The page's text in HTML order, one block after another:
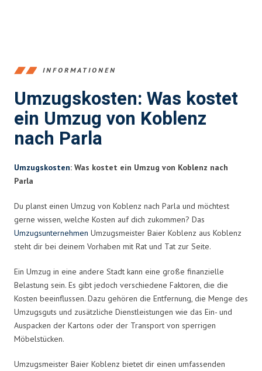
INFORMATIONEN
Umzugskosten: Was kostet
ein Umzug von Koblenz
nach Parla
Umzugskosten: Was kostet ein Umzug von Koblenz nach
Parla
Du planst einen Umzug von Koblenz nach Parla und möchtest
gerne wissen, welche Kosten auf dich zukommen? Das
Umzugsunternehmen Umzugsmeister Baier Koblenz aus Koblenz
steht dir bei deinem Vorhaben mit Rat und Tat zur Seite.
Ein Umzug in eine andere Stadt kann eine große finanzielle
Belastung sein. Es gibt jedoch verschiedene Faktoren, die die
Kosten beeinflussen. Dazu gehören die Entfernung, die Menge des
Umzugsguts und zusätzliche Dienstleistungen wie das Ein- und
Auspacken der Kartons oder der Transport von sperrigen
Möbelstücken.
Umzugsmeister Baier Koblenz bietet dir einen umfassenden